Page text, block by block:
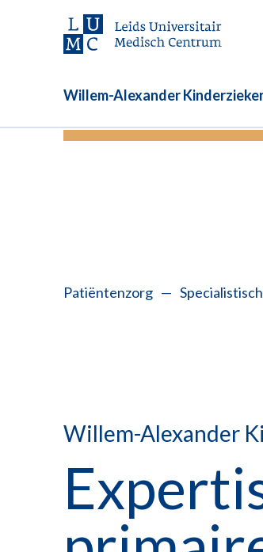
Willem-AlexanderU kunt vanaf nu
Patiëntenzorg —
Willem-Alexander